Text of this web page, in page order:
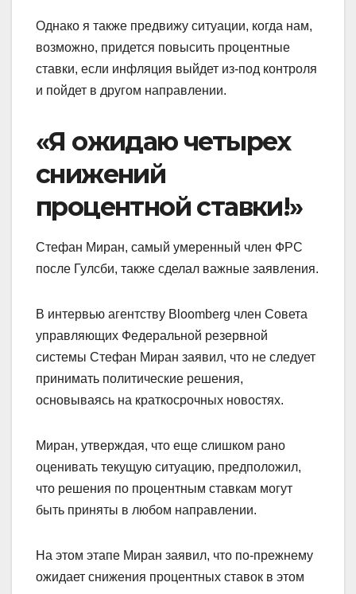
Однако я также предвижу ситуации, когда нам,
возможно, придется повысить процентные
ставки, если инфляция выйдет из-под контроля
и пойдет в другом направлении.
«Я ожидаю четырех
снижений
процентной ставки!»
Стефан Миран, самый умеренный член ФРС
после Гулсби, также сделал важные заявления.
В интервью агентству Bloomberg член Совета
управляющих Федеральной резервной
системы Стефан Миран заявил, что не следует
принимать политические решения,
основываясь на краткосрочных новостях.
Миран, утверждая, что еще слишком рано
оценивать текущую ситуацию, предположил,
что решения по процентным ставкам могут
быть приняты в любом направлении.
На этом этапе Миран заявил, что по-прежнему
ожидает снижения процентных ставок в этом